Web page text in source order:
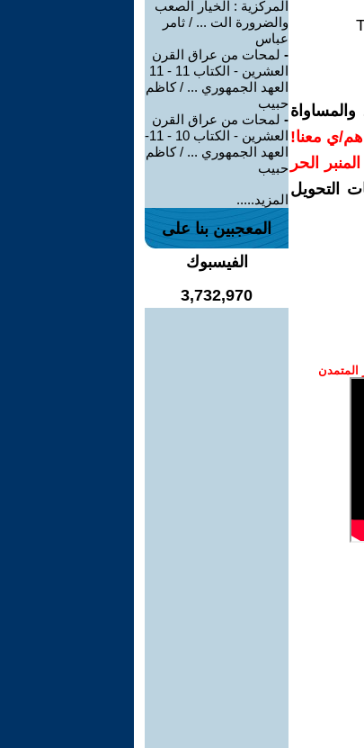
ي معنا!
الحر
التحويل
المركزية : الخيار الصعب
والضرورة الت ... / ثامر
عباس
- لمحات من عراق القرن
العشرين - الكتاب 11 - 11
العهد الجمهوري ... / كاظم
حبيب
- لمحات من عراق القرن
العشرين - الكتاب 10 - 11-
العهد الجمهوري ... / كاظم
حبيب
المزيد.....
المعجبين بنا على
الفيسبوك
3,732,970